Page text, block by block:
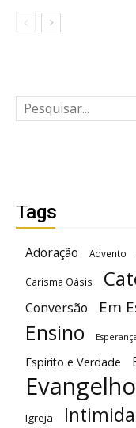
Tags
Adoração Advento
Carisma Oásis
Conversão Em
Ensino
Espírito e Verdade
Evangelho
Igreja